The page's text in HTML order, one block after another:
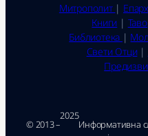
Митрополит |
Книги |
Библиотека |
Свети Отци|
© 2013 –
2025
Ин­фор­ма­тив­на